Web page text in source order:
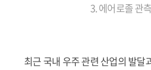
3. 에어로졸 관
최근 국내 우주 관련 산업의 발달